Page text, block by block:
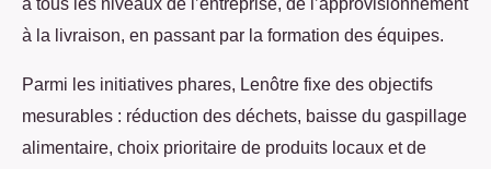
à la livraison, en passant par la formation des équipes.
Parmi les initiatives phares, Lenôtre fixe des objectifs
mesurables : réduction des déchets, baisse du gaspillage
alimentaire, choix prioritaire de produits locaux et de